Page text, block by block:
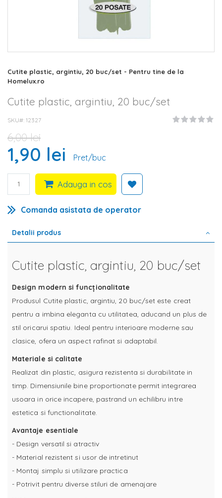
Skip
to
beginning
of
images
gallery
Cutite plastic, argintiu, 20 buc/set - Pentru tine de la
Homelux.ro
Cutite plastic, argintiu, 20 buc/set
SKU# 12327
6,00 lei
1,90 lei Pret/buc
Adauga in cos
Comanda asistata de operator
Detalii produs
Cutite plastic, argintiu, 20 buc/set
Design modern si funcționalitate
Produsul Cutite plastic, argintiu, 20 buc/set este creat
pentru a imbina eleganta cu utilitatea, aducand un plus de
stil oricarui spatiu. Ideal pentru interioare moderne sau
clasice, ofera un aspect rafinat si adaptabil.
Materiale si calitate
Realizat din plastic, asigura rezistenta si durabilitate in
timp. Dimensiunile bine proportionate permit integrarea
usoara in orice incapere, pastrand un echilibru intre
estetica si functionalitate.
Avantaje esentiale
- Design versatil si atractiv
- Material rezistent si usor de intretinut
- Montaj simplu si utilizare practica
- Potrivit pentru diverse stiluri de amenajare